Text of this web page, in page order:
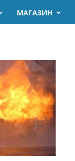
МАГАЗИН